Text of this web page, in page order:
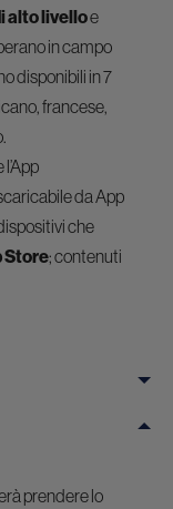
alto livelloe
in campo
disponibili in 7
francese,
da App
che
Store; contenuti
prendere lo